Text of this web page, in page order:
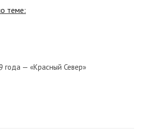
теме:
года — «Красный Север»